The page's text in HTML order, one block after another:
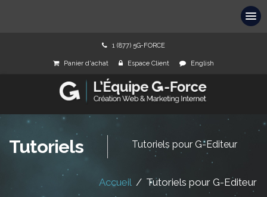
1 (877) 5G-FORCE
Panier d'achat Espace Client English
Tutoriels Tutoriels pour G-Editeur
Accueil / Tutoriels pour G-Editeur